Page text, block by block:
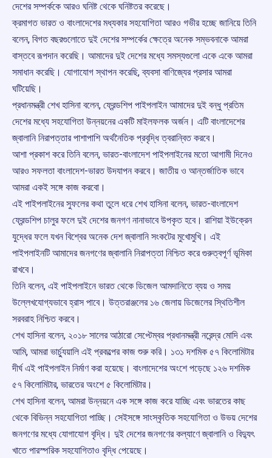
দেশের সম্পর্ককে আরও ঘনিষ্ট থেকে ঘনিষ্টতর করেছে।
ক্রমাগত ভারত ও বাংলাদেশের মধ্যকার সহযোগিতা আরও গভীর হচ্ছে জানিয়ে তিনি
বলেন, বিগত বছরগুলোতে দুই দেশের সম্পর্কের ক্ষেত্রে অনেক সম্ভবনাকে আমরা
বাস্তবে রূপদান করেছি। আমাদের দুই দেশের মধ্যে সমস্যগুলো একে একে আমরা
সমাধান করেছি। যোগাযোগ স্থাপন করেছি, ব্যবসা বাণিজ্যের প্রসার আমরা
ঘটিয়েছি।
প্রধানমন্ত্রী শেখ হাসিনা বলেন, ফ্রেন্ডশিপ পাইপলাইন আমাদের দুই বন্ধু প্রতিম
দেশের মধ্যে সহযোগিতা উন্নয়নের একটি মাইলফলক অর্জন। এটি বাংলাদেশের
জ্বালানি নিরাপত্তার পাশাপাশি অর্থনৈতিক প্রবৃদ্ধি ত্বরান্বিত করবে।
আশা প্রকাশ করে তিনি বলেন, ভারত-বাংলাদেশ পাইপলাইনের মতো আগামী দিনেও
আরও সফলতা বাংলাদেশ-ভারত উদযাপন করবে। জাতীয় ও আন্তর্জাতিক ভাবে
আমরা একই সঙ্গে কাজ করবো।
এই পাইপলাইনের সুফলের কথা তুলে ধরে শেখ হাসিনা বলেন, ভারত-বাংলাদেশ
ফ্রেন্ডশিপ চালুর ফলে দুই দেশের জনগণ নানাভাবে উপকৃত হবে। রাশিয়া ইউক্রেন
যুদ্ধের ফলে যখন বিশ্বের অনেক দেশ জ্বালানি সংকটের মুখোমুখি। এই
পাইপলাইনটি আমাদের জনগণের জ্বালানি নিরাপত্তা নিশ্চিত করে গুরুত্বপূর্ণ ভূমিকা
রাখবে।
তিনি বলেন, এই পাইপলাইনে ভারত থেকে ডিজেল আমদানিতে ব্যয় ও সময়
উল্লেখযোগ্যভাবে হ্রাস পাবে। উত্তরাঞ্জলের ১৬ জেলায় ডিজেলের স্থিতিশীল
সরবরাহ নিশ্চিত করবে।
শেখ হাসিনা বলেন, ২০১৮ সালের আঠারো সেপ্টেম্বর প্রধানমন্ত্রী নরেন্দ্র মোদি এবং
আমি, আমরা ভার্চ্যুয়ালি এই প্রকল্পের কাজ শুরু করি। ১৩১ দশমিক ৫৭ কিলোমিটার
দীর্ঘ এই পাইপলাইন নির্মাণ করা হয়েছে। বাংলাদেশের অংশে পড়েছে ১২৬ দশমিক
৫৭ কিলোমিটার, ভারতের অংশে ৫ কিলোমিটার।
শেখ হাসিনা বলেন, আমরা উন্নয়নে এক সঙ্গে কাজ করে যাচ্ছি এবং ভারতের কাছ
থেকে বিভিন্ন সহযোগিতা পাচ্ছি। সেইসঙ্গে সাংস্কৃতিক সহযোগিতা ও উভয় দেশের
জনগণের মধ্যে যোগাযোগ বৃদ্ধি। দুই দেশের জনগণের কল্যাণে জ্বালানি ও বিদ্যুৎ
খাতে পারস্পরিক সহযোগিতাও বৃদ্ধি পেয়েছে।